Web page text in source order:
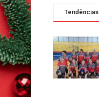
Tendências